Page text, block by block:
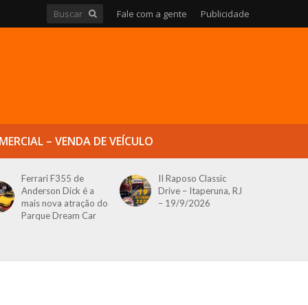
Fale com a gente Publicidade
– VENDA DE VEÍCULO
Ferrari F355 de
Anderson Dick é a
mais nova atração do
Parque Dream Car
II Raposo Classic
Drive – Itaperuna, RJ
– 19/9/2026